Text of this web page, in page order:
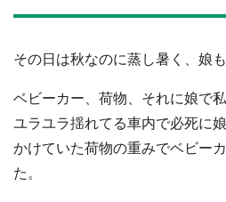
その日は秋なのに蒸し暑く、娘
ベビーカー、荷物、それに娘で
ユラユラ揺れてる車内で必死に
かけていた荷物の重みでベビー
た。